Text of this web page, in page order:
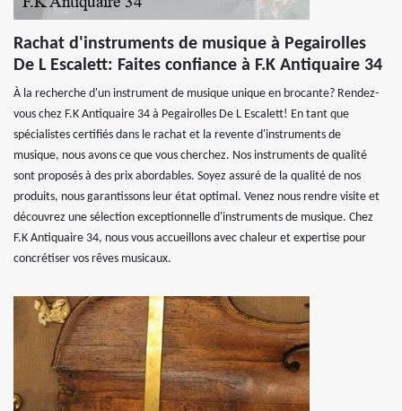
Rachat d'instruments de musique à Pegairolles
De L Escalett: Faites confiance à F.K Antiquaire 34
À la recherche d'un instrument de musique unique en brocante? Rendez-
vous chez F.K Antiquaire 34 à Pegairolles De L Escalett! En tant que
spécialistes certifiés dans le rachat et la revente d'instruments de
musique, nous avons ce que vous cherchez. Nos instruments de qualité
sont proposés à des prix abordables. Soyez assuré de la qualité de nos
produits, nous garantissons leur état optimal. Venez nous rendre visite et
découvrez une sélection exceptionnelle d'instruments de musique. Chez
F.K Antiquaire 34, nous vous accueillons avec chaleur et expertise pour
concrétiser vos rêves musicaux.